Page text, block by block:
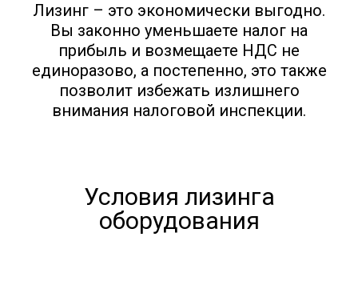
Лизинг – это экономически выгодно.
Вы законно уменьшаете налог на
прибыль и возмещаете НДС не
единоразово, а постепенно, это также
позволит избежать излишнего
внимания налоговой инспекции.
Условия лизинга
оборудования